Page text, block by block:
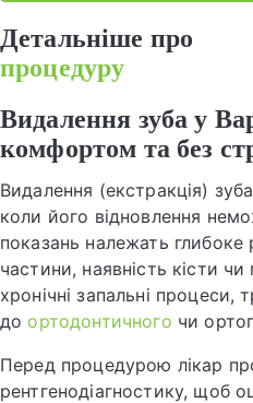
Детальніше про
процедуру
Видалення зуба у
комфортом та без
Видалення (екстракція)
коли його відновлення
показань належать глибоке
частини, наявність кісти
хронічні запальні процеси,
до ортодонтичного чи
Перед процедурою лікар
рентгенодіагностику, щоб